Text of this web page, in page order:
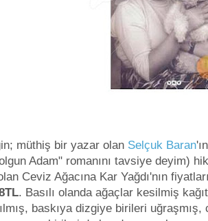
müthiş bir yazar olan Selçuk Baran
Adam" romanını tavsiye deyim)
Ceviz Ağacına Kar Yağdı'nın
. Basılı olanda ağaçlar kesilmiş
baskıya dizgiye birileri uğraşmış,